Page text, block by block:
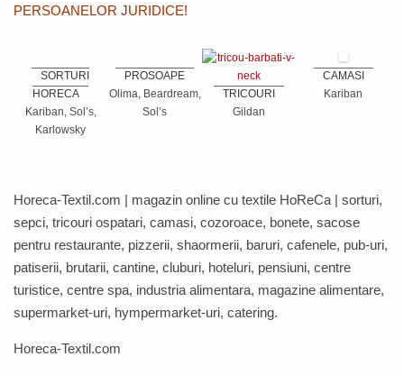
PERSOANELOR JURIDICE!
SORTURI
HORECA
Kariban, Sol’s,
Karlowsky
PROSOAPE
Olima, Beardream,
Sol’s
TRICOURI
Gildan
CAMASI
Kariban
Horeca-Textil.com | magazin online cu textile HoReCa | sorturi,
sepci, tricouri ospatari, camasi, cozoroace, bonete, sacose
pentru restaurante, pizzerii, shaormerii, baruri, cafenele, pub-uri,
patiserii, brutarii, cantine, cluburi, hoteluri, pensiuni, centre
turistice, centre spa, industria alimentara, magazine alimentare,
supermarket-uri, hympermarket-uri, catering.
Horeca-Textil.com